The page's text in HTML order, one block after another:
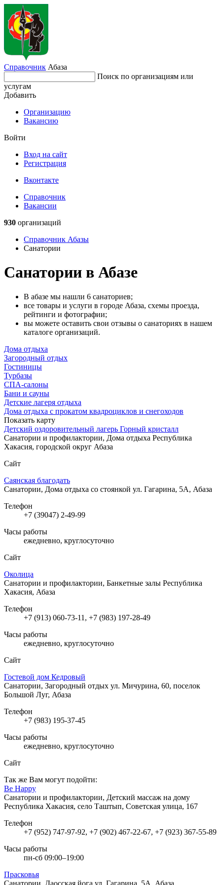
Справочник Абаза
Поиск по организациям или
услугам
Добавить
Организацию
Вакансию
Войти
Вход на сайт
Регистрация
Вконтакте
Справочник
Вакансии
930 организаций
Справочник Абазы
Санатории
Санатории в Абазе
В абазе мы нашли 6 санаториев;
все товары и услуги в городе Абаза, схемы проезда,
рейтинги и фотографии;
вы можете оставить свои отзывы о санаториях в нашем
каталоге организаций.
Дома отдыха
Загородный отдых
Гостиницы
Турбазы
СПА-салоны
Бани и сауны
Детские лагеря отдыха
Дома отдыха с прокатом квадроциклов и снегоходов
Показать карту
Детский оздоровительный лагерь Горный кристалл
Санатории и профилактории, Дома отдыха Республика
Хакасия, городской округ Абаза
Сайт
Саянская благодать
Санатории, Дома отдыха со стоянкой ул. Гагарина, 5А, Абаза
Телефон
+7 (39047) 2-49-99
Часы работы
ежедневно, круглосуточно
Сайт
Околица
Санатории и профилактории, Банкетные залы Республика
Хакасия, Абаза
Телефон
+7 (913) 060-73-11, +7 (983) 197-28-49
Часы работы
ежедневно, круглосуточно
Сайт
Гостевой дом Кедровый
Санатории, Загородный отдых ул. Мичурина, 60, поселок
Большой Луг, Абаза
Телефон
+7 (983) 195-37-45
Часы работы
ежедневно, круглосуточно
Сайт
Так же Вам могут подойти:
Be Happy
Санатории и профилактории, Детский массаж на дому
Республика Хакасия, село Таштып, Советская улица, 167
Телефон
+7 (952) 747-97-92, +7 (902) 467-22-67, +7 (923) 367-55-89
Часы работы
пн-сб 09:00–19:00
Прасковья
Санатории, Даосская йога ул. Гагарина, 5А, Абаза